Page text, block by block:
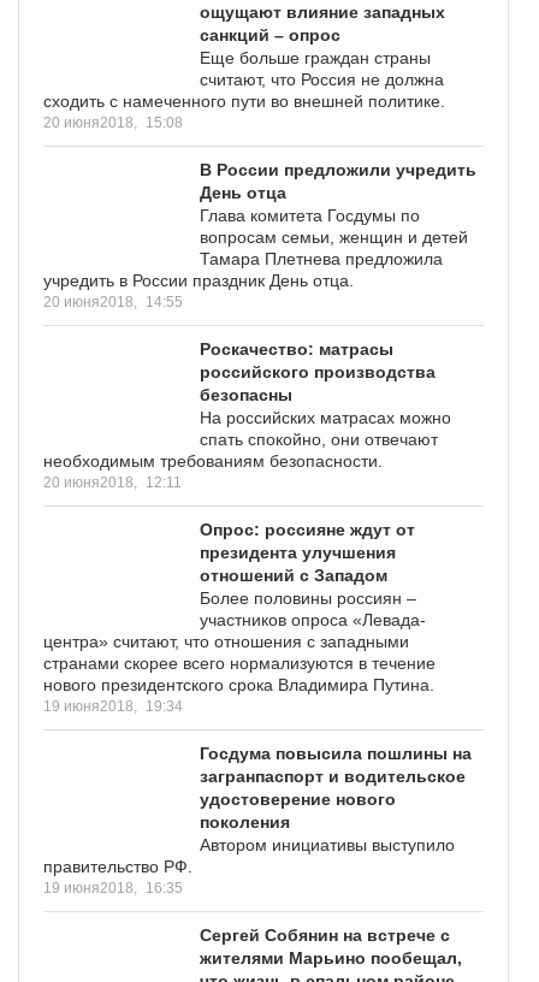
ощущают влияние западных
санкций – опрос
Еще больше граждан страны
считают, что Россия не должна
сходить с намеченного пути во внешней политике.
20 июня2018, 15:08
В России предложили учредить
День отца
Глава комитета Госдумы по
вопросам семьи, женщин и детей
Тамара Плетнева предложила
учредить в России праздник День отца.
20 июня2018, 14:55
Роскачество: матрасы
российского производства
безопасны
На российских матрасах можно
спать спокойно, они отвечают
необходимым требованиям безопасности.
20 июня2018, 12:11
Опрос: россияне ждут от
президента улучшения
отношений с Западом
Более половины россиян –
участников опроса «Левада-
центра» считают, что отношения с западными
странами скорее всего нормализуются в течение
нового президентского срока Владимира Путина.
19 июня2018, 19:34
Госдума повысила пошлины на
загранпаспорт и водительское
удостоверение нового
поколения
Автором инициативы выступило
правительство РФ.
19 июня2018, 16:35
Сергей Собянин на встрече с
жителями Марьино пообещал,